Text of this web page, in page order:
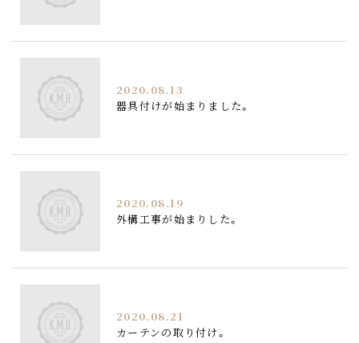
2020.08.13
器具付けが始まりました。
2020.08.19
外構工事が始まりした。
2020.08.21
カーテンの取り付け。